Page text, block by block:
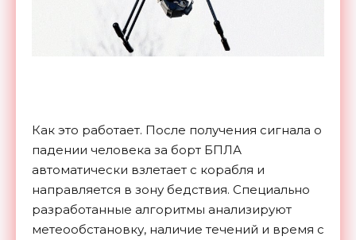
Как это работает. После получения сигнала о
падении человека за борт БПЛА
автоматически взлетает с корабля и
направляется в зону бедствия. Специально
разработанные алгоритмы анализируют
метеообстановку, наличие течений и время с